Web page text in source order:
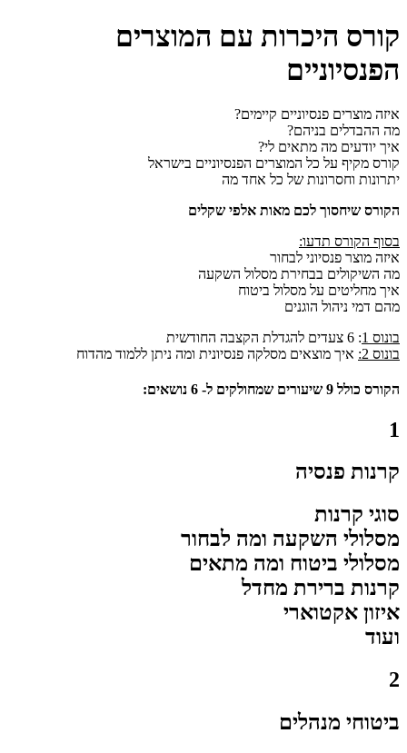
קורס היכרות עם המוצרים
הפנסיוניים​
איזה מוצרים פנסיוניים קיימים?
מה ההבדלים בניהם?
איך יודעים מה מתאים לי?
קורס מקיף על כל המוצרים הפנסיוניים בישראל
יתרונות וחסרונות של כל אחד מה
הקורס שיחסוך לכם מאות אלפי שקלים
בסוף הקורס תדעו:
איזה מוצר פנסיוני לבחור
מה השיקולים בבחירת מסלול השקעה
איך מחליטים על מסלול ביטוח
מהם דמי ניהול הוגנים
בונוס 1
: 6 צעדים להגדלת הקצבה החודשית
בונוס 2:
איך מוצאים מסלקה פנסיונית ומה ניתן ללמוד מהדוח
הקורס כולל 9 שיעורים שמחולקים ל- 6 נושאים: ​
1
קרנות פנסיה
סוגי קרנות
מסלולי השקעה ומה לבחור
מסלולי ביטוח ומה מתאים
קרנות ברירת מחדל
איזון אקטוארי
ועוד
2
ביטוחי מנהלים​